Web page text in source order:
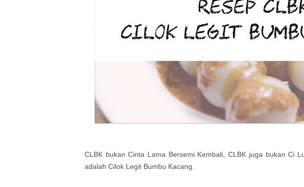
CLBK bukan Cinta Lama Bersemi Kembali, CLBK juga bukan Ci
adalah Cilok Legit Bumbu Kacang.